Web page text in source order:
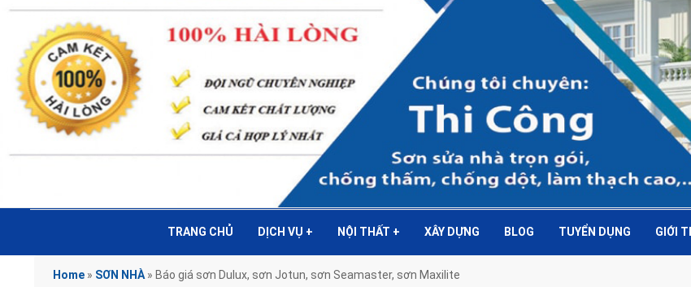
TRANG CHỦ DỊCH VỤ + NỘI THẤT + XÂY DỰNG BLOG TUYỂN DỤNG GIỚI
Home » SƠN NHÀ » Báo giá sơn Dulux, sơn Jotun, sơn Seamaster, sơn Maxilite